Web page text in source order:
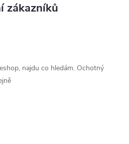
zákazníků
najdu co hledám. Ochotný